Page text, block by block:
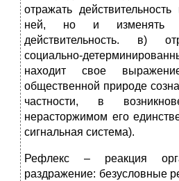
отражать
ней, но и изменять
действительность. в)
социально-
находит свое
общественной природе
частности, в
нерасторжимом его
сигнальная система).
Рефлекс – реакция
раздражение: безусловные